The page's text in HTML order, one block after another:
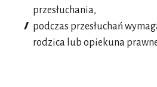
przesłuchania,
podczas przesłuchań
rodzica lub opiekuna